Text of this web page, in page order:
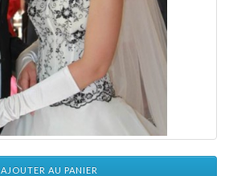
AJOUTER AU PANIER